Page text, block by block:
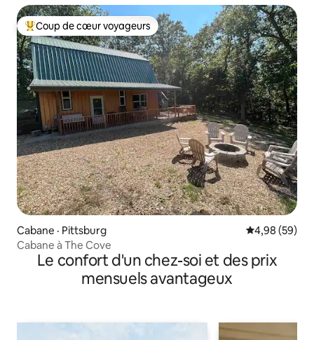
Coup de cœur voyageurs parmi les plus aimés
Coup de cœur voyageurs
Cabane · Pittsburg Note
4,98 (59)
Cabane à The Cove
Le confort d'un chez-soi et des prix
mensuels avantageux